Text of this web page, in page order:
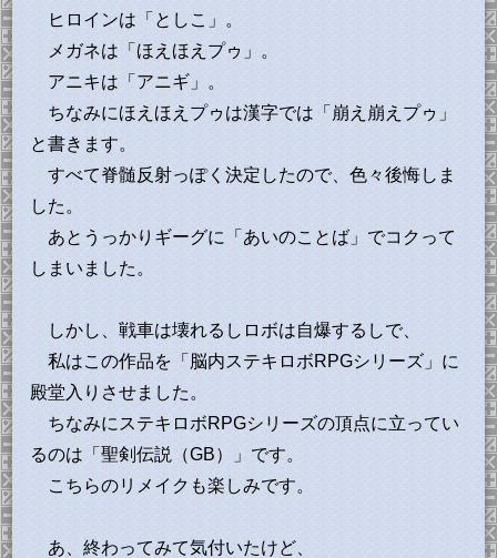
ヒロインは「としこ」。
メガネは「ほえほえプゥ」。
アニキは「アニギ」。
ちなみにほえほえプゥは漢字では「崩え崩えプゥ」
と書きます。
すべて脊髄反射っぽく決定したので、色々後悔しま
した。
あとうっかりギーグに「あいのことば」でコクって
しまいました。
しかし、戦車は壊れるしロボは自爆するしで、
私はこの作品を「脳内ステキロボRPGシリーズ」に
殿堂入りさせました。
ちなみにステキロボRPGシリーズの頂点に立ってい
るのは「聖剣伝説（GB）」です。
こちらのリメイクも楽しみです。
あ、終わってみて気付いたけど、